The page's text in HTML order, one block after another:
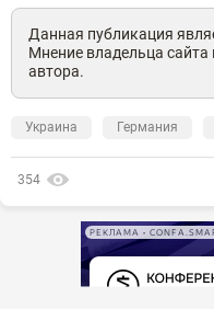
Данная публикация
Мнение владельца
автора.
Украина Германия
354
РЕКЛАМА •